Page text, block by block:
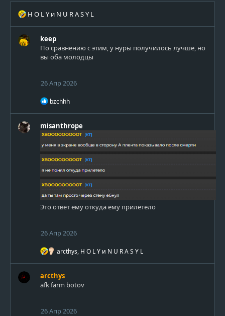
Р
к
H O L Yи N U R A S Y L
keep
По сравнению с этим, у нуры получилось лучше, но
вы оба молодцы
26 Апр 2026
Р
а
к
ц
и
:
bzchhh
misanthrope
Это ответ ему откуда ему прилетело
26 Апр 2026
Р
а
к
ц
arcthys, H O L Y и N U R A S Y L
arcthys
afk farm botov
26 Апр 2026